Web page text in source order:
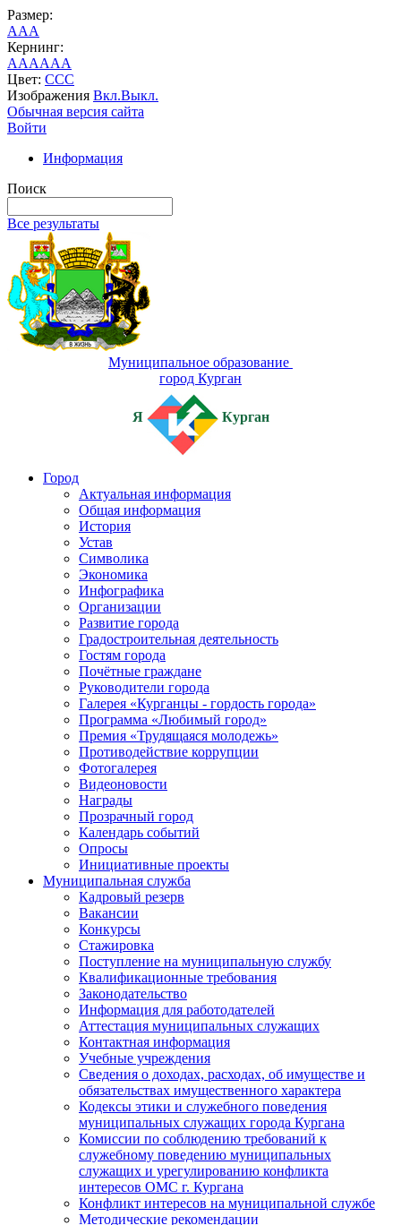
Размер:
AAA
Кернинг:
AAAAAA
Цвет: CCC
Изображения Вкл.Выкл.
Обычная версия сайта
Войти
Информация
Поиск
Все результаты
Муниципальное образование
город Курган
Я Курган
Город
Актуальная информация
Общая информация
История
Устав
Символика
Экономика
Инфографика
Организации
Развитие города
Градостроительная деятельность
Гостям города
Почётные граждане
Руководители города
Галерея «Курганцы - гордость города»
Программа «Любимый город»
Премия «Трудящаяся молодежь»
Противодействие коррупции
Фотогалерея
Видеоновости
Награды
Прозрачный город
Календарь событий
Опросы
Инициативные проекты
Муниципальная служба
Кадровый резерв
Вакансии
Конкурсы
Стажировка
Поступление на муниципальную службу
Квалификационные требования
Законодательство
Информация для работодателей
Аттестация муниципальных служащих
Контактная информация
Учебные учреждения
Сведения о доходах, расходах, об имуществе и
обязательствах имущественного характера
Кодексы этики и служебного поведения
муниципальных служащих города Кургана
Комиссии по соблюдению требований к
служебному поведению муниципальных
служащих и урегулированию конфликта
интересов ОМС г. Кургана
Конфликт интересов на муниципальной службе
Методические рекомендации